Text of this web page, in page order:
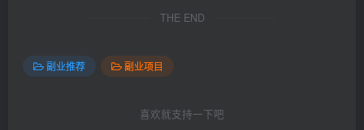
THE END
副业推荐 副业项目
喜欢就支持一下吧